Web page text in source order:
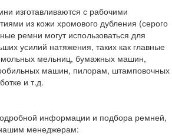
изготавливаются с рабочими
из кожи хромового дубления (серого
ремни могут использоваться для
усилий натяжения, таких как главные
мельниц, бумажных машин,
машин, пилорам, штамповочных
и т.д.
информации и подбора ремней,
менеджерам: